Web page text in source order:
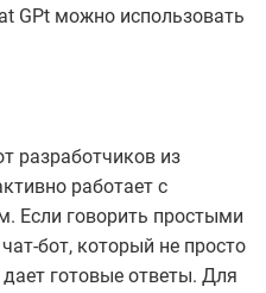
GPt можно использовать
разработчиков из
работает с
Если говорить простыми
бот, который не просто
готовые ответы. Для